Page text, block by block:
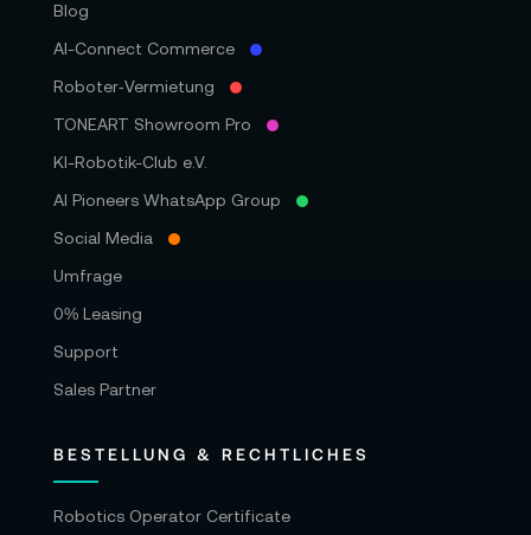
Blog
AI-Connect Commerce
Roboter‑Vermietung
TONEART Showroom Pro
KI-Robotik-Club e.V.
AI Pioneers WhatsApp Group
Social Media
Umfrage
0% Leasing
Support
Sales Partner
BESTELLUNG & RECHTLICHES
Robotics Operator Certificate